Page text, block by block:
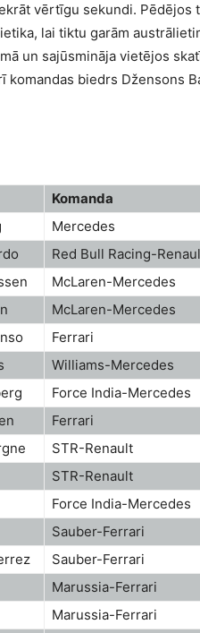
vērtīgu sekundi. Pēdējos
lai tiktu garām
un sajūsmināja vietējos
komandas biedrs Džensons
Komanda
Mercedes
Red Bull Racing-
McLaren-Mercedes
McLaren-Mercedes
Ferrari
Williams-Mercedes
Force India-Mercedes
Ferrari
STR-Renault
STR-Renault
Force India-Mercedes
Sauber-Ferrari
Sauber-Ferrari
Marussia-Ferrari
Marussia-Ferrari